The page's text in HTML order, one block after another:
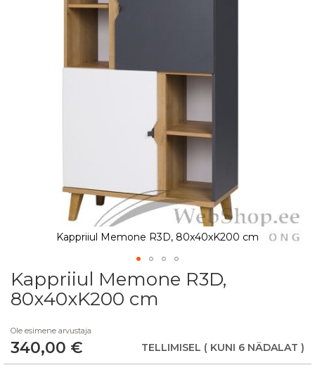
Kappriiul Memone R3D, 80x40xK200 cm
Skip
to
the
of
the
images
Kappriiul Memone R3D,
80x40xK200 cm
Ole esimene arvustaja
340,00 € TELLIMISEL ( KUNI 6 NÄDALAT )